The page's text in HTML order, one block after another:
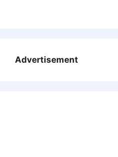
Advertisement